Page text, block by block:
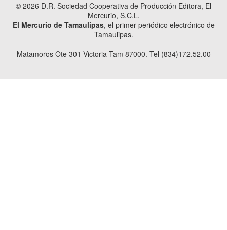
© 2026 D.R. Sociedad Cooperativa de Producción Editora, El
Mercurio, S.C.L.
El Mercurio de Tamaulipas, el primer periódico electrónico de
Tamaulipas.
Matamoros Ote 301 Victoria Tam 87000. Tel (834)172.52.00